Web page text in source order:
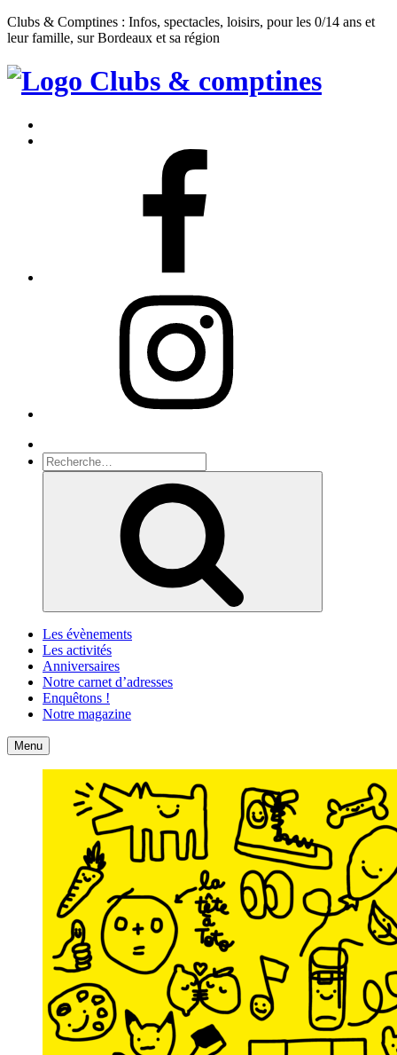
Clubs & Comptines : Infos, spectacles, loisirs, pour les 0/14 ans et
leur famille, sur Bordeaux et sa région
Clubs
Comptines
Recherche
pour
Les évènements
Les activités
Anniversaires
Notre carnet d’adresses
Enquêtons !
Notre magazine
Accueil
Menu Contact